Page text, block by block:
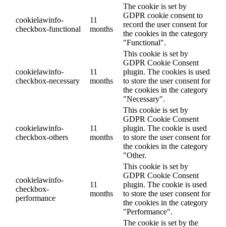
cookielawinfo-
checkbox-functional
11
months
The cookie is set by
GDPR cookie consent to
record the user consent for
the cookies in the category
"Functional".
cookielawinfo-
checkbox-necessary
11
months
This cookie is set by
GDPR Cookie Consent
plugin. The cookies is used
to store the user consent for
the cookies in the category
"Necessary".
cookielawinfo-
checkbox-others
11
months
This cookie is set by
GDPR Cookie Consent
plugin. The cookie is used
to store the user consent for
the cookies in the category
"Other.
cookielawinfo-
checkbox-
performance
11
months
This cookie is set by
GDPR Cookie Consent
plugin. The cookie is used
to store the user consent for
the cookies in the category
"Performance".
The cookie is set by the